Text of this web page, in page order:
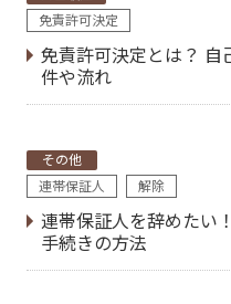
免責許可決定
免責許可決定とは？ 自
件や流れ
その他
連帯保証人
解除
連帯保証人を辞めたい
手続きの方法